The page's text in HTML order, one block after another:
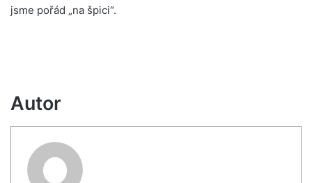
jsme pořád „na špici“.
Autor